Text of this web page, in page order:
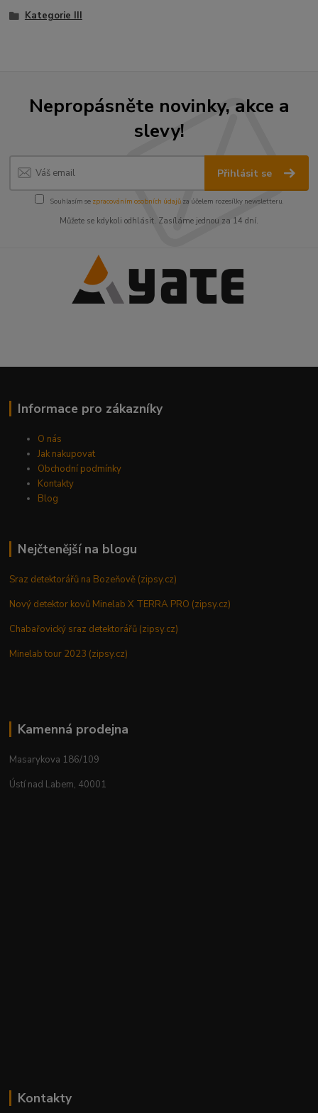
Kategorie III
Nepropásněte novinky, akce a
slevy!
Přihlásit se
Souhlasím se zpracováním osobních údajůza účelem rozesílky newsletteru.
Můžete se kdykoli odhlásit. Zasíláme jednou za 14 dní.
Informace pro zákazníky
O nás
Jak nakupovat
Obchodní podmínky
Kontakty
Blog
Nejčtenější na blogu
Sraz detektorářů na Bozeňově (zipsy.cz)
Nový detektor kovů Minelab X TERRA PRO (zipsy.cz)
Chabařovický sraz detektorářů (zipsy.cz)
Minelab tour 2023 (zipsy.cz)
Kamenná prodejna
Masarykova 186/109
Ústí nad Labem, 40001
Kontakty